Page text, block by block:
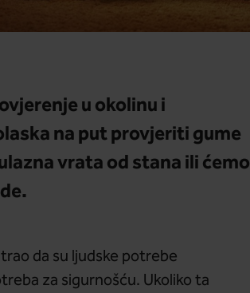
u okolinu i
na put provjeriti gume
vrata od stana ili ćemo
da su ljudske potrebe
za sigurnošću. Ukoliko ta